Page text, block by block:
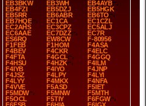
EB3BKW
EB3WH
EB4AYB
EB4FZI
EB5DZJ
EB5HGK
EB5RR
EB6ABR
EB6TO
EB7HQE
EC1CA
EC1CZL
EC2AHS
EC3CPZ
EC5ALJ
EC6AAE
EC7DZZ
EC7R
ES6RQ
EW8CW
F-80956
F1FEB
F1HOM
F4ASA
F4BEV
F4CKR
F4ELC
F4FTA
F4GCL
F4GGQ
F4HSU
F4HZK
F4ILM
F4IYB
F4IYO
F4JNP
F4JSZ
F4LPY
F4LYI
F4LYY
F4MKX
F4NFA
F4VVE
F5ASD
F5IET
F5MDW
F5MNW
F5MTH
F5OCL
F5TIY
F6FGW